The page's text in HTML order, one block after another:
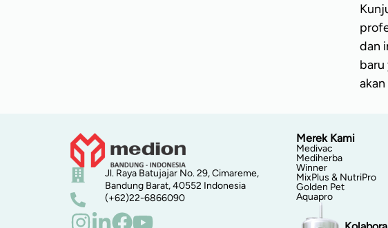
dan
baru
Jl. Raya Batujajar No. 29, Cimareme,
Bandung Barat, 40552 Indonesia
(+62)22-6866090
Merek Kami
Medivac
Mediherba
Winner
MixPlus & NutriPro
Golden Pet
Aquapro